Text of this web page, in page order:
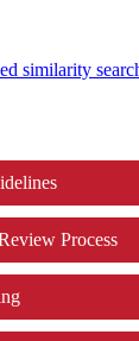
similarity
Process